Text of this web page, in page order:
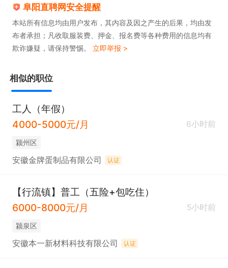
阜阳直聘网安全提醒
本站所有信息均由用户发布，其内容及因之产生的后果，均由发
布者承担；凡收取服装费、押金、报名费等各种费用的信息均有
欺诈嫌疑，请保持警惕。 立即举报 >
相似的职位
工人（年假）
4000-5000元/月
6小时前
颍州区
安徽金牌蛋制品有限公司 认证
【行流镇】普工（五险+包吃住）
6000-8000元/月
5小时前
颍泉区
安徽本一新材料科技有限公司 认证